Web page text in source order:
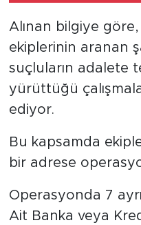
Alınan bilgiye
ekiplerinin aranan
suçluların adalete
yürüttüğü
ediyor.
Bu kapsamda
bir adrese
Operasyonda 7
Ait Banka veya